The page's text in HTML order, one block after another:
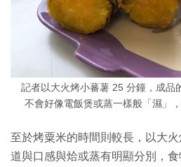
記者以大火烤小蕃薯 25 分鐘，成品
不會好像電飯煲或蒸一樣般「濕」
至於烤粟米的時間則較長，以大
道與口感與烚或蒸有明顯分別，